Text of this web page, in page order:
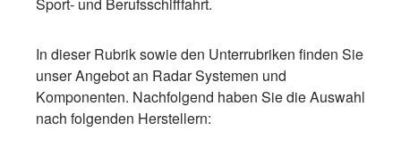
In dieser Rubrik sowie den Unterrubriken finden Sie
unser Angebot an Radar Systemen und
Komponenten. Nachfolgend haben Sie die Auswahl
nach folgenden Herstellern: